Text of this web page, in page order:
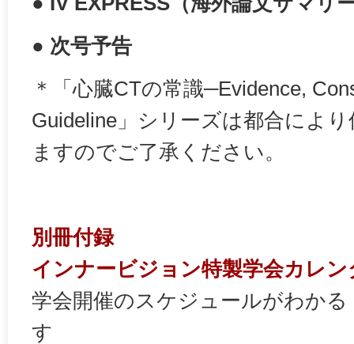
● 次号予告
＊「心臓CTの常識─Evidence,
Guideline」シリーズは都合によ
ますのでご了承ください。
別冊付録
インナービジョン特製学会カレン
学会開催のスケジュールがわか
す